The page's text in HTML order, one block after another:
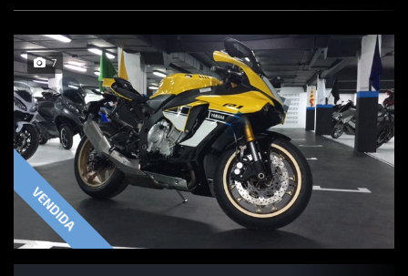
7
VENDIDA